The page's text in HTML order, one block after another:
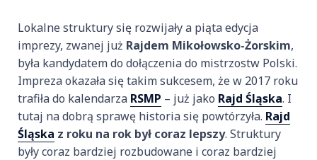
Lokalne struktury się rozwijały a piąta edycja
imprezy, zwanej już Rajdem Mikołowsko-Żorskim,
była kandydatem do dołączenia do mistrzostw Polski.
Impreza okazała się takim sukcesem, że w 2017 roku
trafiła do kalendarza RSMP – już jako Rajd Śląska. I
tutaj na dobrą sprawę historia się powtórzyła. Rajd
Śląska z roku na rok był coraz lepszy. Struktury
były coraz bardziej rozbudowane i coraz bardziej